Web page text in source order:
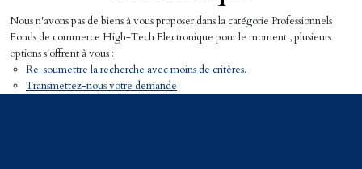
Nous n'avons pas de biens à vous proposer dans la catégorie Professionnels
Fonds de commerce High-Tech Electronique pour le moment , plusieurs
options s'offrent à vous :
Re-soumettre la recherche avec moins de critères.
Transmettez-nous votre demande